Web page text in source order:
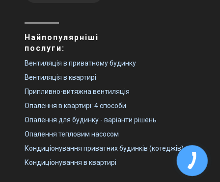
Найпопулярніші
послуги:
Вентиляція в приватному будинку
Вентиляція в квартирі
Припливно-витяжна вентиляція
Опалення в квартирі: 4 способи
Опалення для будинку - варіанти рішень
Опалення тепловим насосом
Кондиціонування приватних будинків (котеджів)
Кондиціонування в квартирі